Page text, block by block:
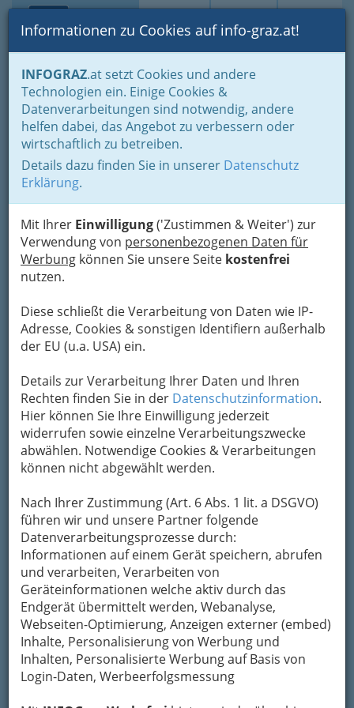
Suche Login Toggle
Informationen zu Cookies auf info-graz.at!
INFOGRAZ.at setzt Cookies und andere
Technologien ein. Einige Cookies &
Datenverarbeitungen sind notwendig, andere
helfen dabei, das Angebot zu verbessern oder
wirtschaftlich zu betreiben.
Details dazu finden Sie in unserer Datenschutz
Erklärung.
Mit Ihrer Einwilligung('Zustimmen & Weiter') zur
Verwendung von personenbezogenen Daten für
Werbung können Sie unsere Seite kostenfrei
nutzen.
Diese schließt die Verarbeitung von Daten wie IP-
Adresse, Cookies & sonstigen Identifiern außerhalb
der EU (u.a. USA) ein.
Details zur Verarbeitung Ihrer Daten und Ihren
Rechten finden Sie in der Datenschutzinformation.
Hier können Sie Ihre Einwilligung jederzeit
widerrufen sowie einzelne Verarbeitungszwecke
abwählen. Notwendige Cookies & Verarbeitungen
können nicht abgewählt werden.
Nach Ihrer Zustimmung (Art. 6 Abs. 1 lit. a DSGVO)
führen wir und unsere Partner folgende
Datenverarbeitungsprozesse durch:
Informationen auf einem Gerät speichern, abrufen
und verarbeiten, Verarbeiten von
Geräteinformationen welche aktiv durch das
Endgerät übermittelt werden, Webanalyse,
Webseiten-Optimierung, Anzeigen externer (embed)
Inhalte, Personalisierung von Werbung und
Inhalten, Personalisierte Werbung auf Basis von
Login-Daten, Werbeerfolgsmessung
Home Veranstaltungen Festivals und Veranstaltungsreihen
Festivals Graz und Graz-
Umgebung - jährliche
Events und Highlights in
ganz Österreich
Sollten Sie über die Kategorien in der Navigation
rechts und in der Suche unten zu keinem
Ergebnis kommen:Suchen Siein allen
Bereichen des Eventkalenders
Google™-Technik.
Immer wieder neu: Unterhaltung
in Graz vereint frische Themen
mit bewährten Eventstrukturen.
The Livin´Streets Festival verbindet bildende Kunst in
Form von Graffitis mit Musik – fixer Punkt im
Festivaljahr 2015 und hoffentlich auch 2016…. Ein
Klick auf das Bild
lohnt sich!
Entdecken Sie die Welt derFestivals in Graz,
Graz-Umgebung und der gesamten